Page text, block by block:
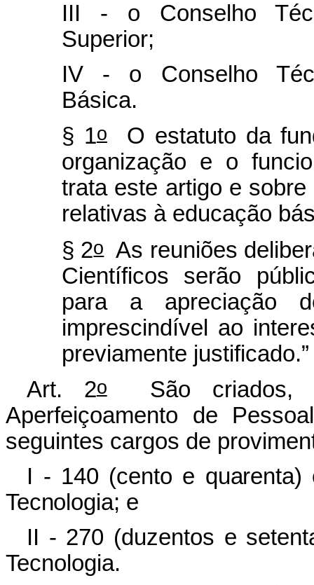
III - o Conselho
Superior;
IV - o Conselho
Básica.
§ 1oO estatuto da
organização e o
trata este artigo e
relativas à educação
§ 2oAs reuniões
Científicos serão
para a apreciação
imprescindível ao
previamente
Art. 2oSão criados,
Aperfeiçoamento de
seguintes cargos de
I - 140 (cento e quarenta)
Tecnologia; e
II - 270 (duzentos e
Tecnologia.